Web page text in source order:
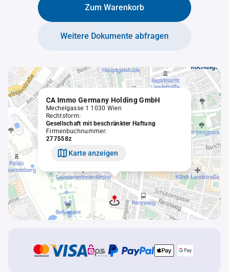
Zum Warenkorb
Weitere Dokumente abfragen
CA Immo Germany Holding GmbH
Mechelgasse 1 1030 Wien
Rechtsform:
Gesellschaft mit beschränkter Haftung
Firmenbuchnummer:
277558z
Karte anzeigen